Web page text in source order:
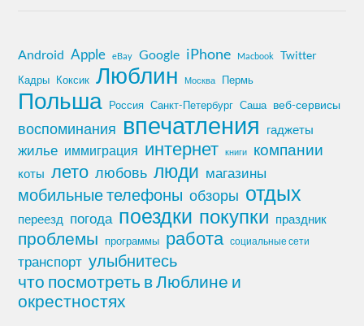
Android Apple eBay Google iPhone Macbook Twitter
Кадры Коксик Люблин Москва Пермь
Польша Россия Санкт-Петербург Саша веб-сервисы
воспоминания впечатления гаджеты
жилье иммиграция интернет книги компании
коты лето любовь люди магазины
мобильные телефоны обзоры отдых
переезд погода поездки покупки праздник
проблемы программы работа социальные сети
транспорт улыбнитесь
что посмотреть в Люблине и
окрестностях